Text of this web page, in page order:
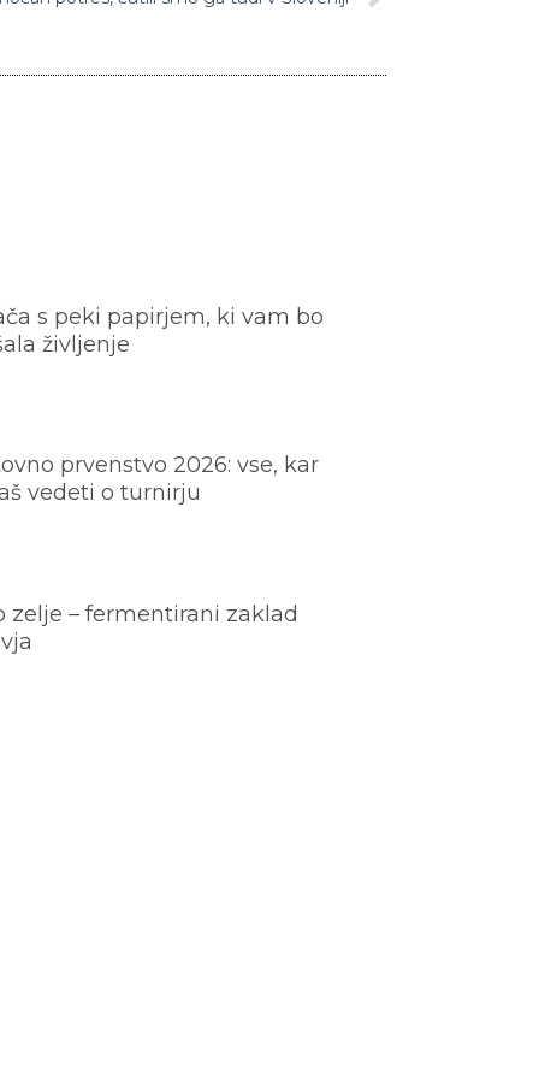
s peki papirjem, ki vam bo
življenje
prvenstvo 2026: vse, kar
vedeti o turnirju
zelje – fermentirani zaklad